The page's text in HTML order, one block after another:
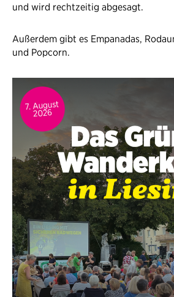
und wird rechtzeitig abgesagt.
Außerdem gibt es Empanadas,
und Popcorn.